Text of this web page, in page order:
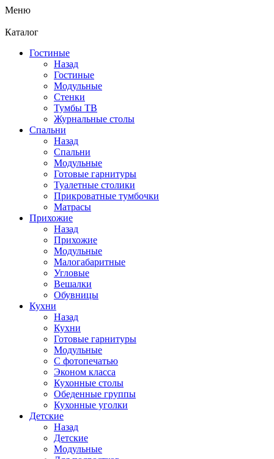
Меню
Каталог
Гостиные
Назад
Гостиные
Модульные
Стенки
Тумбы ТВ
Журнальные столы
Спальни
Назад
Спальни
Модульные
Готовые гарнитуры
Туалетные столики
Прикроватные тумбочки
Матрасы
Прихожие
Назад
Прихожие
Модульные
Малогабаритные
Угловые
Вешалки
Обувницы
Кухни
Назад
Кухни
Готовые гарнитуры
Модульные
С фотопечатью
Эконом класса
Кухонные столы
Обеденные группы
Кухонные уголки
Детские
Назад
Детские
Модульные